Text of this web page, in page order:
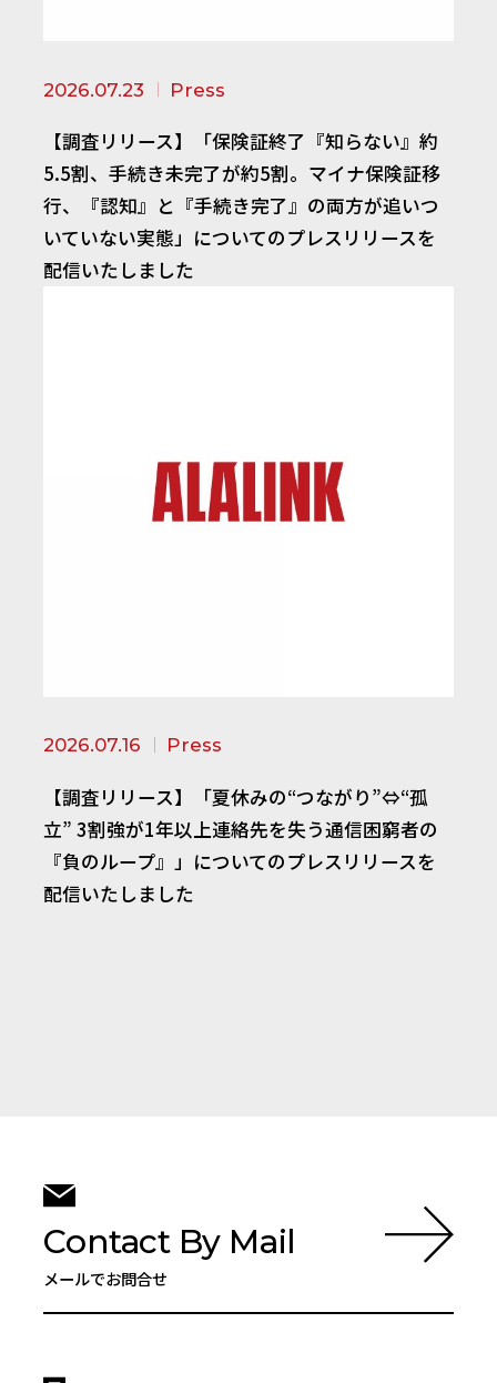
2026.07.23 Press
【調査リリース】「保険証終了『知らない』約
5.5割、手続き未完了が約5割。マイナ保険証移
行、『認知』と『手続き完了』の両方が追いつ
いていない実態」についてのプレスリリースを
配信いたしました
2026.07.16 Press
【調査リリース】「夏休みの“つながり”⇔“孤
立” 3割強が1年以上連絡先を失う通信困窮者の
『負のループ』」についてのプレスリリースを
配信いたしました
Contact By Mail
メールでお問合せ